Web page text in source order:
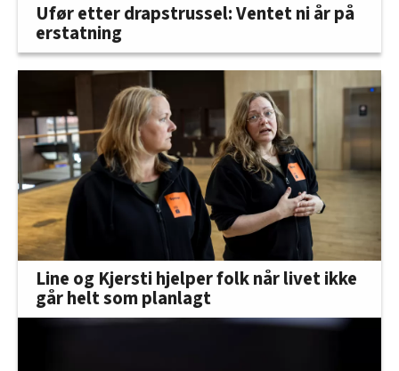
Ufør etter drapstrussel: Ventet ni år på
erstatning
Line og Kjersti hjelper folk når livet ikke
går helt som planlagt